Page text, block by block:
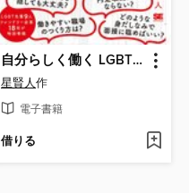
自分らしく働く LGBTの就活・転職の不安が解消する本
星賢人作
電子書籍
借りる